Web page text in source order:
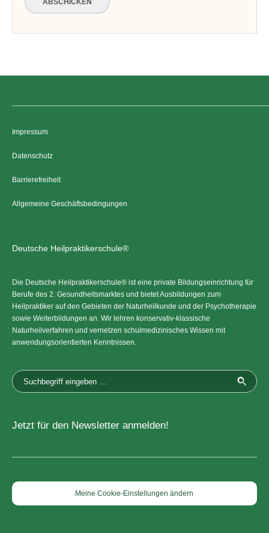
ABSCHICKEN
Impressum
Datenschutz
Barrierefreiheit
Allgemeine Geschäftsbedingungen
Deutsche Heilpraktikerschule®
Die Deutsche Heilpraktikerschule® ist eine private Bildungseinrichtung für
Berufe des 2. Gesundheitsmarktes und bietet Ausbildungen zum
Heilpraktiker auf den Gebieten der Naturheilkunde und der Psychotherapie
sowie Weiterbildungen an. Wir lehren konservativ-klassische
Naturheilverfahren und vernetzen schulmedizinisches Wissen mit
anwendungsorientierten Kenntnissen.
Jetzt für den Newsletter anmelden!
Meine Cookie-Einstellungen ändern